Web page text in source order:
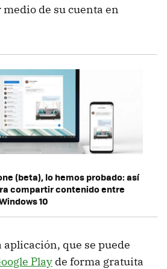
de su cuenta en
(beta), lo hemos probado: así
compartir contenido entre
10
aplicación, que se puede
Play de forma gratuita